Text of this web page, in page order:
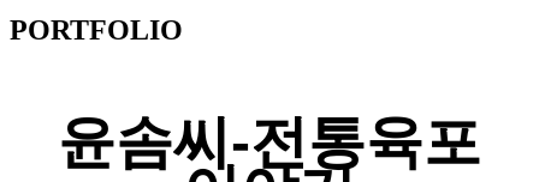
PORTFOLIO
윤솜씨-전통육포